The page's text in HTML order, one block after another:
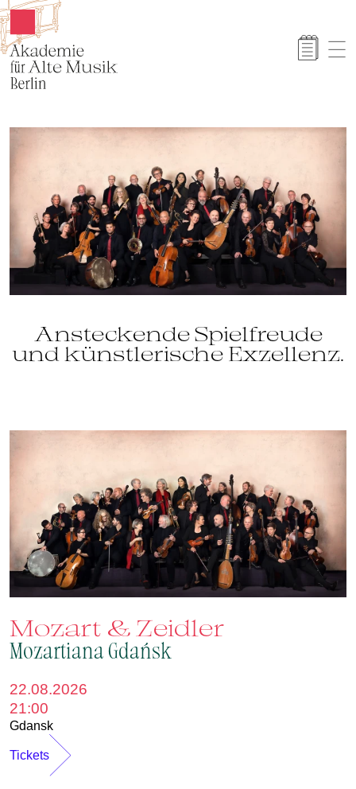
Akamus
Ansteckende Spielfreude
und künstlerische Exzellenz.
22.08.2026
21:00
Gdansk
Tickets
Mozart & Zeidler
Mozartiana Gdańsk